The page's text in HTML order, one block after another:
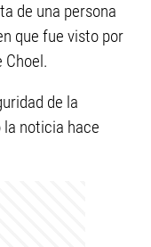
de una persona
que fue visto por
Choel.
de la
la noticia hace